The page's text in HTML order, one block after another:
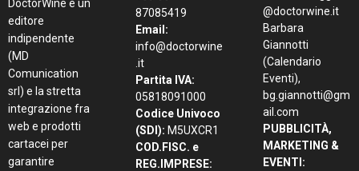
DoctorWine è un
editore
indipendente
(MD
Comunication
srl) e la stretta
integrazione fra
web e prodotti
cartacei per
garantire
87085419
Email:
info@doctorwine
.it
Partita IVA:
05818091000
Codice Univoco
(SDI): M5UXCR1
COD.FISC. e
REG.IMPRESE:
@doctorwine.it
Barbara
Giannotti
(Calendario
Eventi),
bg.giannotti@gm
ail.com
PUBBLICITÀ,
MARKETING &
EVENTI: